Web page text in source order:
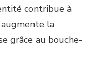
contribue à
la
grâce au bouche-